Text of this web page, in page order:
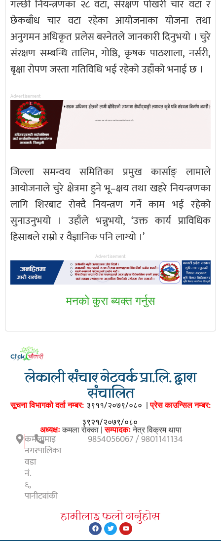
गल्छी नियन्त्रणका २८ वटा, संरक्षण पोखरी चार वटा र
छेकबाँध चार वटा रहेका आयोजनाका योजना तथा
अनुगमन अधिकृत प्रलेस बस्नेतले जानकारी दिनुभयो । चुरे
संरक्षण सम्बन्धि तालिम, गोष्ठि, कृषक पाठशाला, नर्सरी,
बृक्षा रोपण जस्ता गतिविधि भई रहेको उहाँको भनाई छ ।
Advertisement
जिल्ला समन्वय समितिका प्रमुख कार्साङ् लामाले
आयोजनाले चुरे क्षेत्रमा हुने भू–क्षय तथा खहरे नियन्त्रणका
लागि शिरबाट रोक्दै नियन्त्रण गर्ने काम भई रहेको
सुनाउनुभयो । उहाँले भन्नुभयो, ‘उक्त कार्य प्राविधिक
हिसाबले राम्रो र वैज्ञानिक पनि लाग्यो ।’
Advertisement
मनकाे कुरा ब्यक्त गर्नुस
लेकाली संचार नेटवर्क प्रा.लि. द्वारा
संचालित
सूचना विभागको दर्ता नम्बर: ३९११/२०७९/०८० |प्रेस काउन्सिल नम्बर:
३९२१/२०७९/०८०
अध्यक्षःकमला राेक्का |सम्पादकःनेत्र विक्रम थापा
कमलामाइ
नगरपालिका
वडा
नं.
६,
पानीट्यांकी
9854056067 / 9801141134
हामीलाइ फलाे गर्नुहाेस